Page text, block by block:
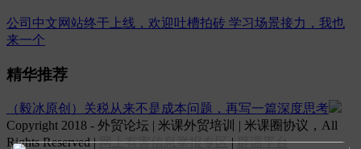
公司中文网站终于上线，欢迎吐槽拍砖 学习场景接力，我也
来一个
精华推荐
（毅冰原创）关税从来不是成本问题，再写一篇深度思考
Copyright 2018 - 外贸论坛 | 米课外贸培训 | 米课圈协议，All
Rights Reserved |网上有害信息举报专区|辟谣平台